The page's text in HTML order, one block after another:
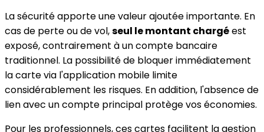
La sécurité apporte une valeur ajoutée importante. En
cas de perte ou de vol,seul le montant chargéest
exposé, contrairement à un compte bancaire
traditionnel. La possibilité de bloquer immédiatement
la carte via l'application mobile limite
considérablement les risques. En addition, l'absence de
lien avec un compte principal protège vos économies.
Pour les professionnels, ces cartes facilitent la gestion